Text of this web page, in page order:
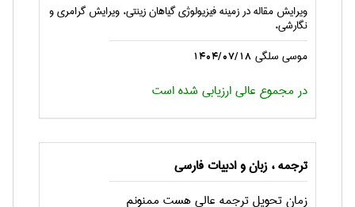
ویرایش مقاله در زمینه فیزیولوژی گیاهان زینتی، ویرایش گرامری و
نگارشی،
موسي سلگي 1404/07/18
در مجموع عالی ارزیابی شده است
ترجمه ، زبان و ادبيات فارسی
زمان تحویل ترجمه عالی هست ممنونم